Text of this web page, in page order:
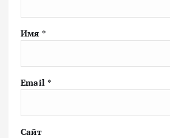
Имя *
Email *
Сайт